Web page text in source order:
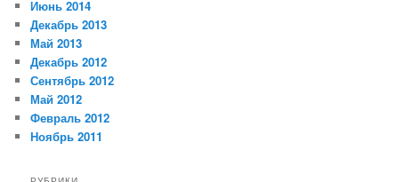
Июнь 2014
Декабрь 2013
Май 2013
Декабрь 2012
Сентябрь 2012
Май 2012
Февраль 2012
Ноябрь 2011